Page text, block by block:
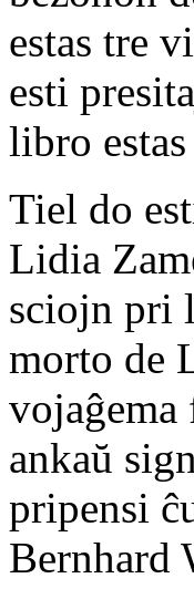
estas tre
esti
libro
Tiel do
Lidia
sciojn pri
morto de
vojaĝema
ankaŭ
pripensi
Bernhard